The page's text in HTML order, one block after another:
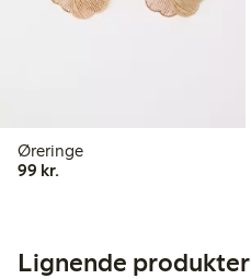
Øreringe
99 kr.
Lignende produkter